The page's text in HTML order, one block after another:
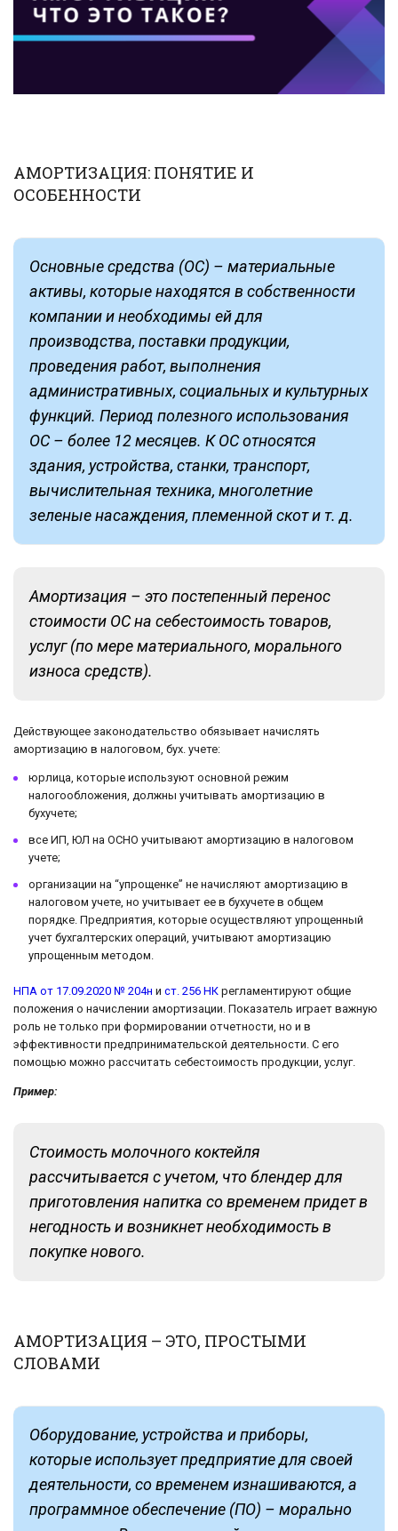
АМОРТИЗАЦИЯ: ПОНЯТИЕ И
ОСОБЕННОСТИ
Основные средства (ОС) – материальные
активы, которые находятся в собственности
компании и необходимы ей для
производства, поставки продукции,
проведения работ, выполнения
административных, социальных и культурных
функций. Период полезного использования
ОС – более 12 месяцев. К ОС относятся
здания, устройства, станки, транспорт,
вычислительная техника, многолетние
зеленые насаждения, племенной скот и т. д.
Амортизация – это постепенный перенос
стоимости ОС на себестоимость товаров,
услуг (по мере материального, морального
износа средств).
Действующее законодательство обязывает начислять
амортизацию в налоговом, бух. учете:
юрлица, которые используют основной режим
налогообложения, должны учитывать амортизацию в
бухучете;
все ИП, ЮЛ на ОСНО учитывают амортизацию в налоговом
учете;
организации на “упрощенке” не начисляют амортизацию в
налоговом учете, но учитывает ее в бухучете в общем
порядке. Предприятия, которые осуществляют упрощенный
учет бухгалтерских операций, учитывают амортизацию
упрощенным методом.
НПА от 17.09.2020 № 204н и ст. 256 НК регламентируют общие
положения о начислении амортизации. Показатель играет важную
роль не только при формировании отчетности, но и в
эффективности предпринимательской деятельности. С его
помощью можно рассчитать себестоимость продукции, услуг.
Пример:
Cтоимость молочного коктейля
рассчитывается с учетом, что блендер для
приготовления напитка со временем придет в
негодность и возникнет необходимость в
покупке нового.
АМОРТИЗАЦИЯ – ЭТО, ПРОСТЫМИ
СЛОВАМИ
Оборудование, устройства и приборы,
которые использует предприятие для своей
деятельности, со временем изнашиваются, а
программное обеспечение (ПО) – морально